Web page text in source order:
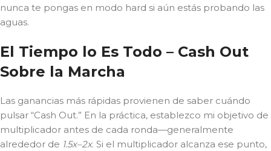
nunca te pongas en modo hard si aún estás probando las
aguas.
El Tiempo lo Es Todo – Cash Out
Sobre la Marcha
Las ganancias más rápidas provienen de saber cuándo
pulsar “Cash Out.” En la práctica, establezco mi objetivo de
multiplicador antes de cada ronda—generalmente
alrededor de 1.5x–2x. Si el multiplicador alcanza ese punto,